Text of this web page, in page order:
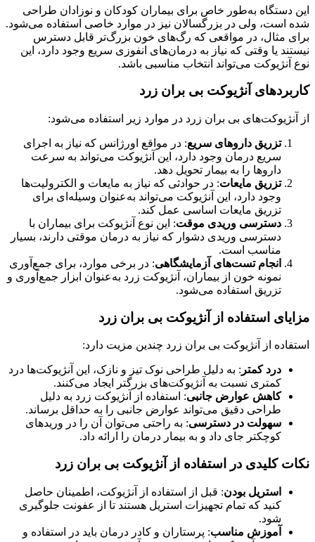
این دستگاه به‌طور خاص برای بیماران کودکان و نوزادان طراحی
شده است، ولی در بزرگسالان نیز در موارد خاصی استفاده می‌شود.
برای مثال، در مواقعی که رگ‌های خون بزرگ‌تر قابل دسترس
نیستند یا وقتی که نیاز به درمان‌های انفوزی سریع وجود دارد، این
نوع آنژیوکت می‌تواند انتخاب مناسبی باشد.
کاربردهای آنژیوکت بی بران زرد
از آنژیوکت‌های بی بران زرد در موارد زیر استفاده می‌شود:
تزریق داروهای سریع: در مواقع اورژانس که نیاز به اجرای
سریع درمان وجود دارد، این آنژیوکت می‌تواند به سرعت
داروها را به بیمار تحویل دهد.
تزریق مایعات: در حوادثی که نیاز به مایعات و الکترولیت‌ها
وجود دارد، این آنژیوکت می‌تواند به‌عنوان وسیله‌ای برای
تزریق مایعات اساسی عمل کند.
دسترسی وریدی موقت: این نوع آنژیوکت برای بیماران با
دسترسی وریدی دشوار که نیاز به درمان موقتی دارند، بسیار
مناسب است.
انجام تست‌های آزمایشگاهی: در برخی موارد، برای جمع‌آوری
نمونه خون از بیماران، آنژیوکت زرد به‌عنوان ابزار جمع‌آوری و
تزریق استفاده می‌شود.
مزایای استفاده از آنژیوکت بی بران زرد
استفاده از آنژیوکت بی بران زرد چندین مزیت دارد:
درد کمتر : به دلیل طراحی نوک تیز و نازک، این آنژیوکت‌ها درد
کمتری نسبت به آنژیوکت‌های بزرگتر ایجاد می‌کنند.
کاهش عوارض جانبی: استفاده از آنژیوکت زرد به دلیل
طراحی دقیق می‌تواند عوارض جانبی را به حداقل برساند.
سهولت در دسترسی: به راحتی می‌توان آن را در وریدهای
کوچکتر جای داد و به بیمار درمان را ارائه داد.
نکات کلیدی در استفاده از آنژیوکت بی بران زرد
استریل بودن: قبل از استفاده از آنژیوکت، اطمینان حاصل
کنید که تمام تجهیزات استریل هستند تا از عفونت جلوگیری
شود.
آموزش مناسب: پرستاران و کادر درمان باید در استفاده و